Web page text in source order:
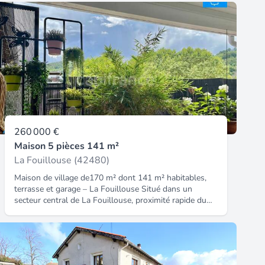
260 000 €
Maison 5 pièces 141 m²
La Fouillouse (42480)
Maison de village de170 m² dont 141 m² habitables,
terrasse et garage – La Fouillouse Situé dans un
secteur central de La Fouillouse, proximité rapide du
services, bonne desserte vers les accès routiers. Cette
atypique et charmante maison de village d'environ 141
m² habitables (170 m² utile) séduit par sa douceur de
vivre et et ses espaces de vie a taille humaine. Vous